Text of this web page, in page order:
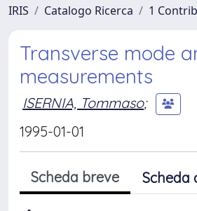
IRIS Catalogo Ricerca 1
Transverse mode
measurements
ISERNIA, Tommaso;
1995-01-01
Scheda breve Scheda